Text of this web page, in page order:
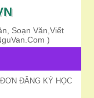
Soạn Văn,Viết
)
ĐƠN ĐĂNG KÝ HỌC